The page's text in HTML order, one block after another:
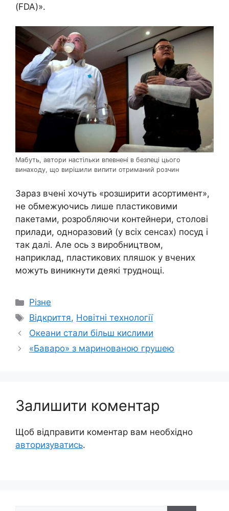
(FDA)».
Мабуть, автори настільки впевнені в безпеці цього
винаходу, що вирішили випити отриманий розчин
Зараз вчені хочуть «розширити асортимент»,
не обмежуючись лише пластиковими
пакетами, розробляючи контейнери, столові
прилади, одноразовий (у всіх сенсах) посуд і
так далі. Але ось з виробництвом,
наприклад, пластикових пляшок у вчених
можуть виникнути деякі труднощі.
Категорії
Різне
Позначки
Відкриття, Новітні технології
Океани стали більш кислими
«Баваро» з маринованою грушею
Залишити коментар
Щоб відправити коментар вам необхідно
авторизуватись.